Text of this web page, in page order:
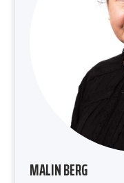
MALIN BERG